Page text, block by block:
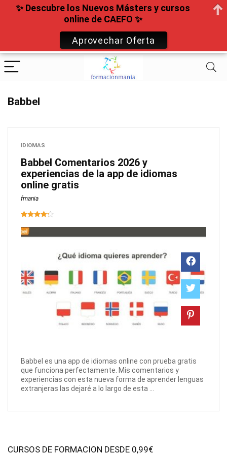
Babbel
IDIOMAS
Babbel Comentarios 2026 y
experiencias de la app de idiomas
online gratis
fmania
Babbel es una app de idiomas online con prueba gratis
que funciona perfectamente. Mis comentarios y
experiencias con esta nueva forma de aprender lenguas
extranjeras las dejaré a lo largo de esta ...
CURSOS DE FORMACION DESDE 0,99€
✨ Descubre los Nuevos Másters y cursos
online de CAEFO ✨
Aprovechar Oferta